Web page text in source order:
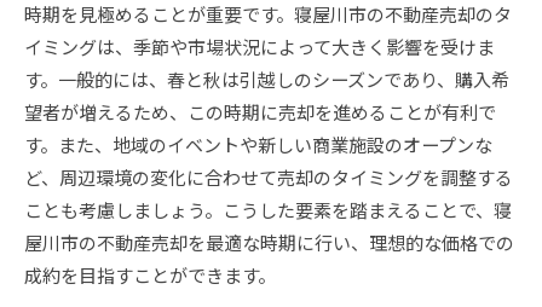
時期を見極めることが重要です。寝屋川市の不動産売却のタ
イミングは、季節や市場状況によって大きく影響を受けま
す。一般的には、春と秋は引越しのシーズンであり、購入希
望者が増えるため、この時期に売却を進めることが有利で
す。また、地域のイベントや新しい商業施設のオープンな
ど、周辺環境の変化に合わせて売却のタイミングを調整する
ことも考慮しましょう。こうした要素を踏まえることで、寝
屋川市の不動産売却を最適な時期に行い、理想的な価格での
成約を目指すことができます。